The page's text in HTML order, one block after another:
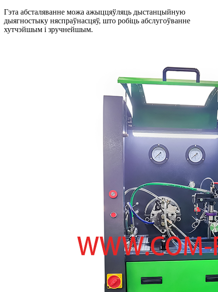
Гэта абсталяванне можа ажыццяўляць дыстанцыйную
дыягностыку няспраўнасцяў, што робіць абслугоўванне
хутчэйшым і зручнейшым.